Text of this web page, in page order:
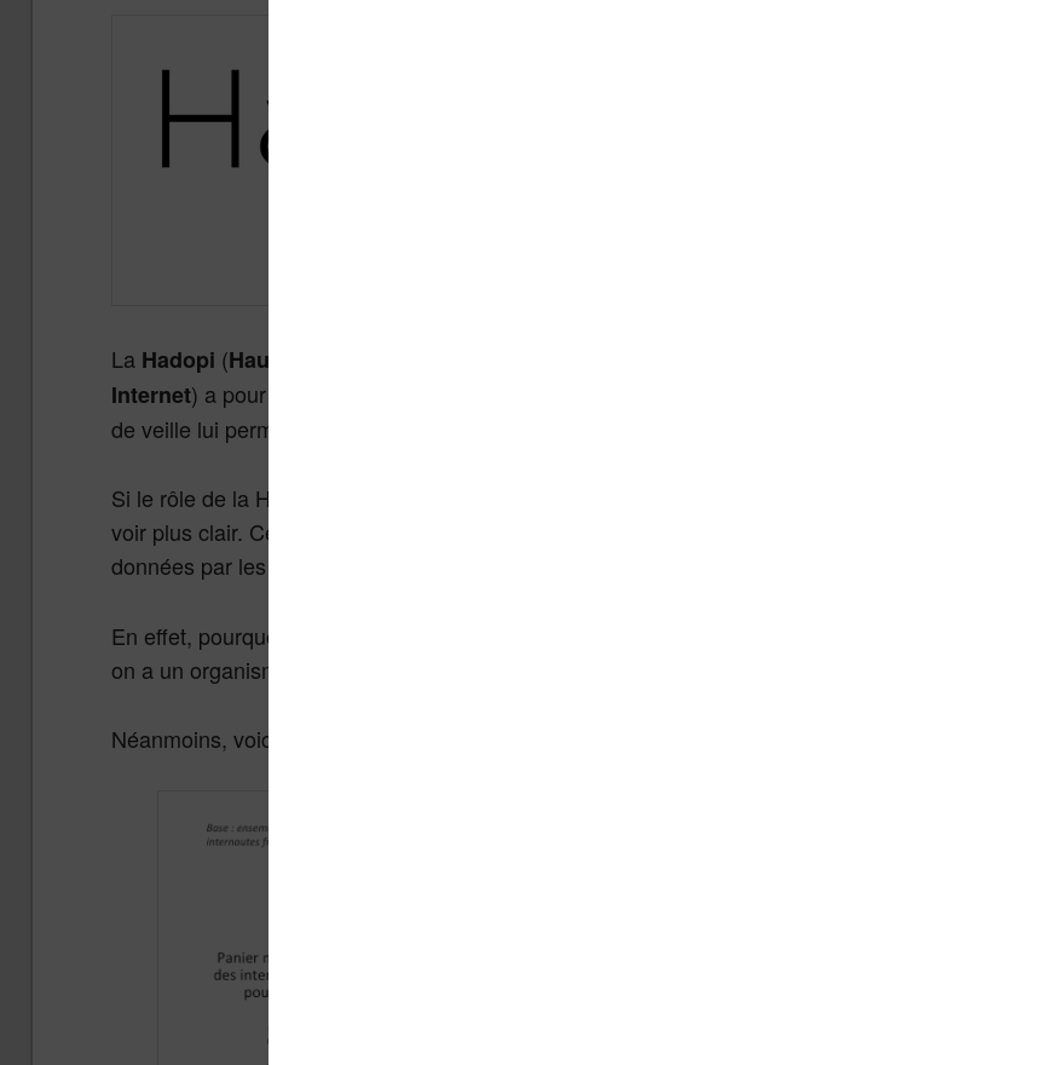
La Hadopi (Haute Autorité pour la diffusion des œuvres et la protection des droits sur
Internet) a pour mission d’évaluer la façon dont les gens consomment des oeuvres. Cette mission
de veille lui permet d’obtenir les habitudes des lecteurs et de diffuser le résultat de ses enquêtes.
Si le rôle de la Hadopi a souvent été critiqué, j’admets que je trouve que le coté veille permet d’y
voir plus clair. Cependant, sur le sujet épineux du piratage, je ne suis pas certain que les réponses
données par les sondés sont vraiment pertinente.
En effet, pourquoi dire qu’on pirate un livre à une personne dont on ne sait rien alors qu’en France
on a un organisme capable de faire de la répression (couper la connexion Internet) ?
Néanmoins, voici les chiffres récoltés lors de cette étude :